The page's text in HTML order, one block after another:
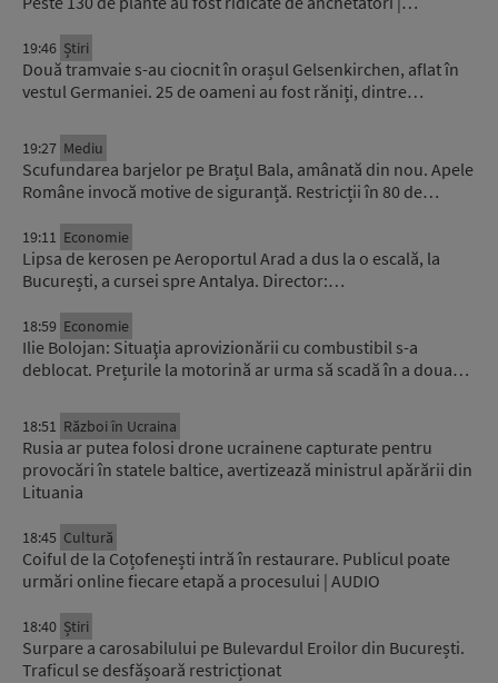
19:46 Știri
Două tramvaie s-au ciocnit în orașul Gelsenkirchen, aflat în
vestul Germaniei. 25 de oameni au fost răniți, dintre…
19:27 Mediu
Scufundarea barjelor pe Brațul Bala, amânată din nou. Apele
Române invocă motive de siguranță. Restricții în 80 de…
19:11 Economie
Lipsa de kerosen pe Aeroportul Arad a dus la o escală, la
București, a cursei spre Antalya. Director:…
18:59 Economie
Ilie Bolojan: Situaţia aprovizionării cu combustibil s-a
deblocat. Prețurile la motorină ar urma să scadă în a doua…
18:51 Război în Ucraina
Rusia ar putea folosi drone ucrainene capturate pentru
provocări în statele baltice, avertizează ministrul apărării din
Lituania
18:45 Cultură
Coiful de la Coțofenești intră în restaurare. Publicul poate
urmări online fiecare etapă a procesului | AUDIO
18:40 Știri
Surpare a carosabilului pe Bulevardul Eroilor din București.
Traficul se desfășoară restricționat